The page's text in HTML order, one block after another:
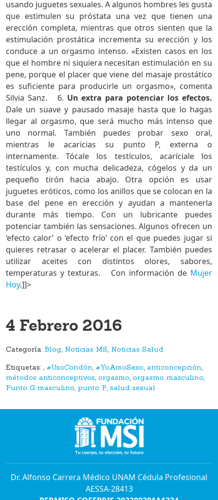
usando juguetes sexuales. A algunos hombres les gusta
que estimulen su próstata una vez que tienen una
erección completa, mientras que otros sienten que la
estimulación prostática incrementa su erección y los
conduce a un orgasmo intenso. «Existen casos en los
que el hombre ni siquiera necesitan estimulación en su
pene, porque el placer que viene del masaje prostático
es suficiente para producirle un orgasmo», comenta
Silvia Sanz. 6. Un extra para potenciar los efectos.
Dale un suave y pausado masaje hasta que lo hagas
llegar al orgasmo, que será mucho más intenso que
uno normal. También puedes probar sexo oral,
mientras le acaricias su punto P, externa o
internamente. Tócale los testículos, acaríciale los
testículos y, con mucha delicadeza, cógelos y da un
pequeño tirón hacia abajo. Otra opción es usar
juguetes eróticos, como los anillos que se colocan en la
base del pene en erección y ayudan a mantenerla
durante más tiempo. Con un lubricante puedes
potenciar también las sensaciones. Algunos ofrecen un
‘efecto calor’ o ‘efecto frío’ con el que puedes jugar si
quieres retrasar o acelerar el placer. También puedes
utilizar aceites con distintos olores, sabores,
temperaturas y texturas. Con información de Mujer
Hoy.]]>
4 Febrero 2016
Categoría: Blog, Noticias MS, Noticias Salud
Etiquetas: , #UsoCondón, #YoAmoSexo, anticoncepción,
métodos anticonceptivos, orgasmo, orgasmo masculino,
Punto G masculino, punto P, salud sexual
Dr. Alfonso Carrera Médico UNAM Cédula Profesional
AESSA-28413